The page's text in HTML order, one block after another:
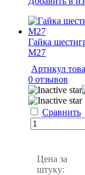
Гайка
M27
Артикул
0 отзывов
Сравнить
Цена за
штуку: